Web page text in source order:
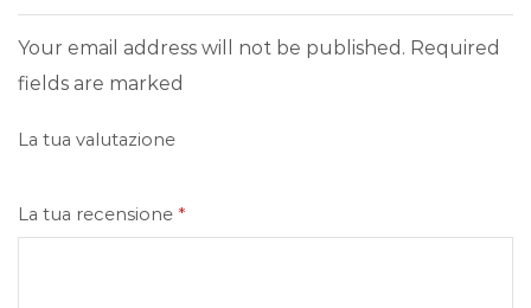
Your email address will not be published. Required
fields are marked
La tua valutazione
La tua recensione *